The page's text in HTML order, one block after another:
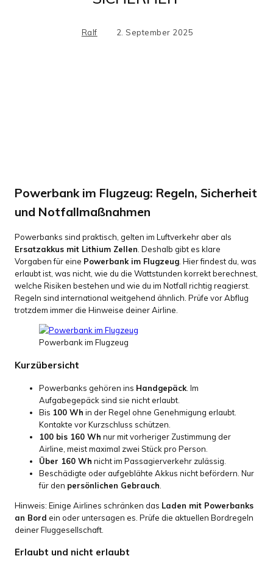
Ralf 2. September 2025
Powerbank im Flugzeug: Regeln, Sicherheit
und Notfallmaßnahmen
Powerbanks sind praktisch, gelten im Luftverkehr aber als
Ersatzakkus mit Lithium Zellen. Deshalb gibt es klare
Vorgaben für eine Powerbank im Flugzeug. Hier findest du, was
erlaubt ist, was nicht, wie du die Wattstunden korrekt berechnest,
welche Risiken bestehen und wie du im Notfall richtig reagierst.
Regeln sind international weitgehend ähnlich. Prüfe vor Abflug
trotzdem immer die Hinweise deiner Airline.
Powerbank im Flugzeug
Kurzübersicht
Powerbanks gehören ins Handgepäck . Im
Aufgabegepäck sind sie nicht erlaubt.
Bis 100 Wh in der Regel ohne Genehmigung erlaubt.
Kontakte vor Kurzschluss schützen.
100 bis 160 Wh nur mit vorheriger Zustimmung der
Airline, meist maximal zwei Stück pro Person.
Über 160 Wh nicht im Passagierverkehr zulässig.
Beschädigte oder aufgeblähte Akkus nicht befördern. Nur
für den persönlichen Gebrauch
Hinweis: Einige Airlines schränken das Laden mit Powerbanks
an Bord ein oder untersagen es. Prüfe die aktuellen Bordregeln
deiner Fluggesellschaft.
Erlaubt und nicht erlaubt